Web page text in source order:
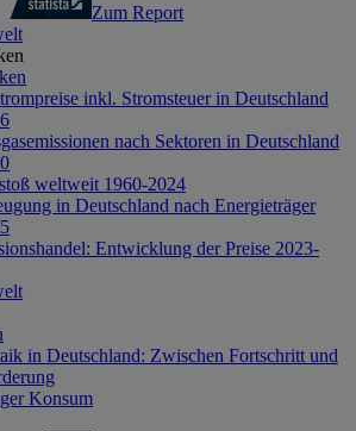
Zum Report
inkl. Stromsteuer in Deutschland
nach Sektoren in Deutschland
weltweit 1960-2024
in Deutschland nach Energieträger
Entwicklung der Preise 2023-
in Deutschland: Zwischen Fortschritt und
Konsum